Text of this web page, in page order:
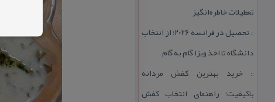
تعطیلات خاطره‌انگیز
::
تحصیل در فرانسه 2026؛ از انتخاب
دانشگاه تا اخذ ویزا گام به گام
::خرید بهترین كفش مردانه
باكیفیت؛ راهنمای انتخاب كفش